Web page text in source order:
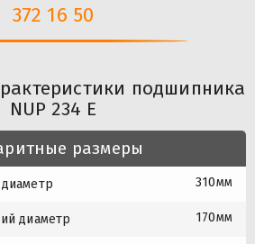
372 16 50
подшипника
NUP 234 E
размеры
310мм
диаметр 170мм